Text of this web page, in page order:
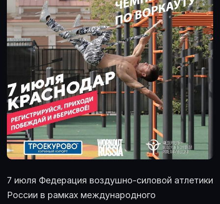
7 июля Федерация воздушно-силовой атлетики
России в рамках международного